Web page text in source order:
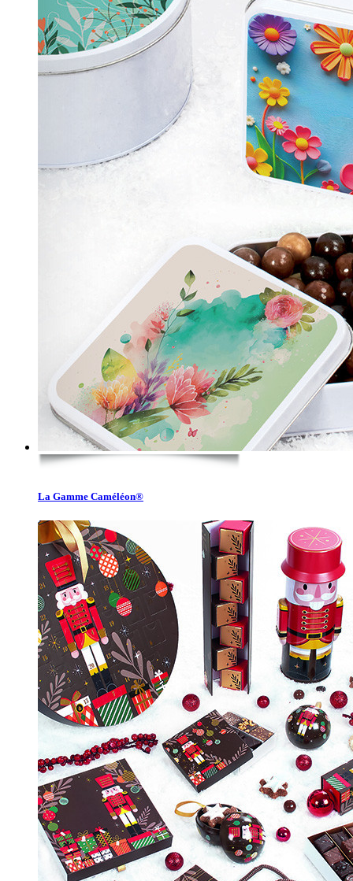
La Gamme Caméléon®